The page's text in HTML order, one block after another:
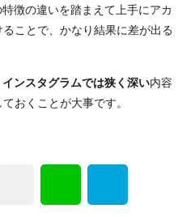
徴の違いを踏まえて上手にアカ
ことで、かなり結果に差が出る
インスタグラムでは狭く深い内容
おくことが大事です。